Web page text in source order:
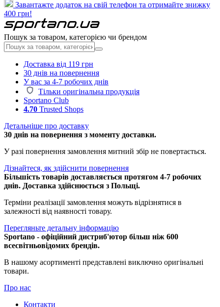
Завантажте додаток на свій телефон та отримайте знижку
400 грн!
Пошук за товаром, категорією чи брендом
Доставка від 119 грн
30 днів на повернення
У вас за 4-7 робочих днів
Тільки оригінальна продукція
Sportano Club
4.70 Trusted Shops
Детальніше про доставку
30 днів на повернення з моменту доставки.
У разі повернення замовлення митний збір не повертається.
Дізнайтеся, як здійснити повернення
Більшість товарів доставляється протягом 4-7 робочих
днів. Доставка здійснюється з Польщі.
Терміни реалізації замовлення можуть відрізнятися в
залежності від наявності товару.
Перегляньте детальну інформацію
Sportano - офіційний дистриб'ютор більш ніж 600
всесвітньовідомих брендів.
В нашому асортименті представлені виключно оригінальні
товари.
Про нас
Контакти